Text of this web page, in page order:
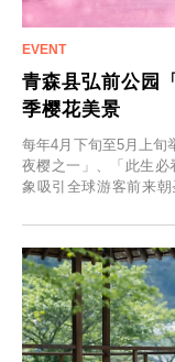
青森县弘前公园
季樱花美景
每年4月下旬至5月上旬
夜樱之一」、「此生必
象吸引全球游客前来
「冬季樱花灯光秀」。